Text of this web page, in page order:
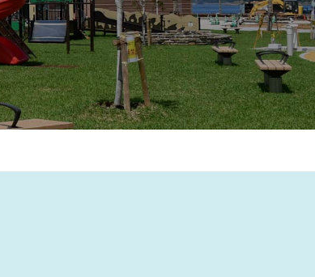
くある質問
辺スポット
クセス